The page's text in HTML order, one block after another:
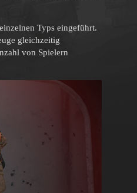
Typs eingeführt.
gleichzeitig
von Spielern